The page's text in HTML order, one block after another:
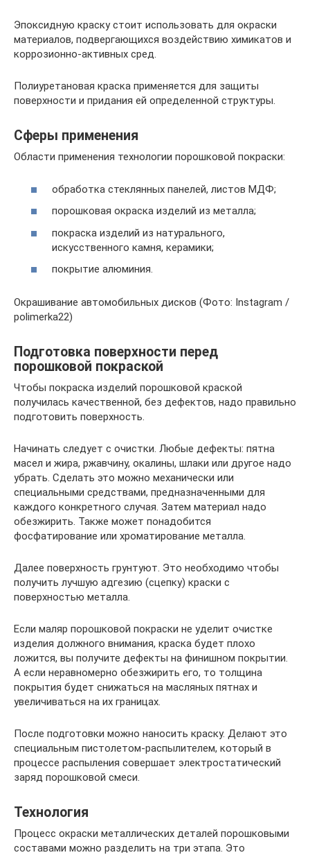
Эпоксидную краску стоит использовать для окраски
материалов, подвергающихся воздействию химикатов и
коррозионно-активных сред.
Полиуретановая краска применяется для защиты
поверхности и придания ей определенной структуры.
Сферы применения
Области применения технологии порошковой покраски:
обработка стеклянных панелей, листов МДФ;
порошковая окраска изделий из металла;
покраска изделий из натурального,
искусственного камня, керамики;
покрытие алюминия.
Окрашивание автомобильных дисков (Фото: Instagram /
polimerka22)
Подготовка поверхности перед
порошковой покраской
Чтобы покраска изделий порошковой краской
получилась качественной, без дефектов, надо правильно
подготовить поверхность.
Начинать следует с очистки. Любые дефекты: пятна
масел и жира, ржавчину, окалины, шлаки или другое надо
убрать. Сделать это можно механически или
специальными средствами, предназначенными для
каждого конкретного случая. Затем материал надо
обезжирить. Также может понадобится
фосфатирование или хроматирование металла.
Далее поверхность грунтуют. Это необходимо чтобы
получить лучшую адгезию (сцепку) краски с
поверхностью металла.
Если маляр порошковой покраски не уделит очистке
изделия должного внимания, краска будет плохо
ложится, вы получите дефекты на финишном покрытии.
А если неравномерно обезжирить его, то толщина
покрытия будет снижаться на масляных пятнах и
увеличиваться на их границах.
После подготовки можно наносить краску. Делают это
специальным пистолетом-распылителем, который в
процессе распыления совершает электростатический
заряд порошковой смеси.
Технология
Процесс окраски металлических деталей порошковыми
составами можно разделить на три этапа. Это